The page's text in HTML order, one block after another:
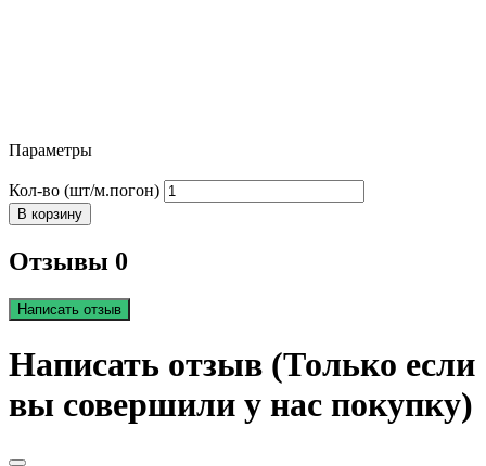
Параметры
Кол-во (шт/м.погон)
В корзину
Отзывы 0
Написать отзыв
Написать отзыв (Только если
вы совершили у нас покупку)